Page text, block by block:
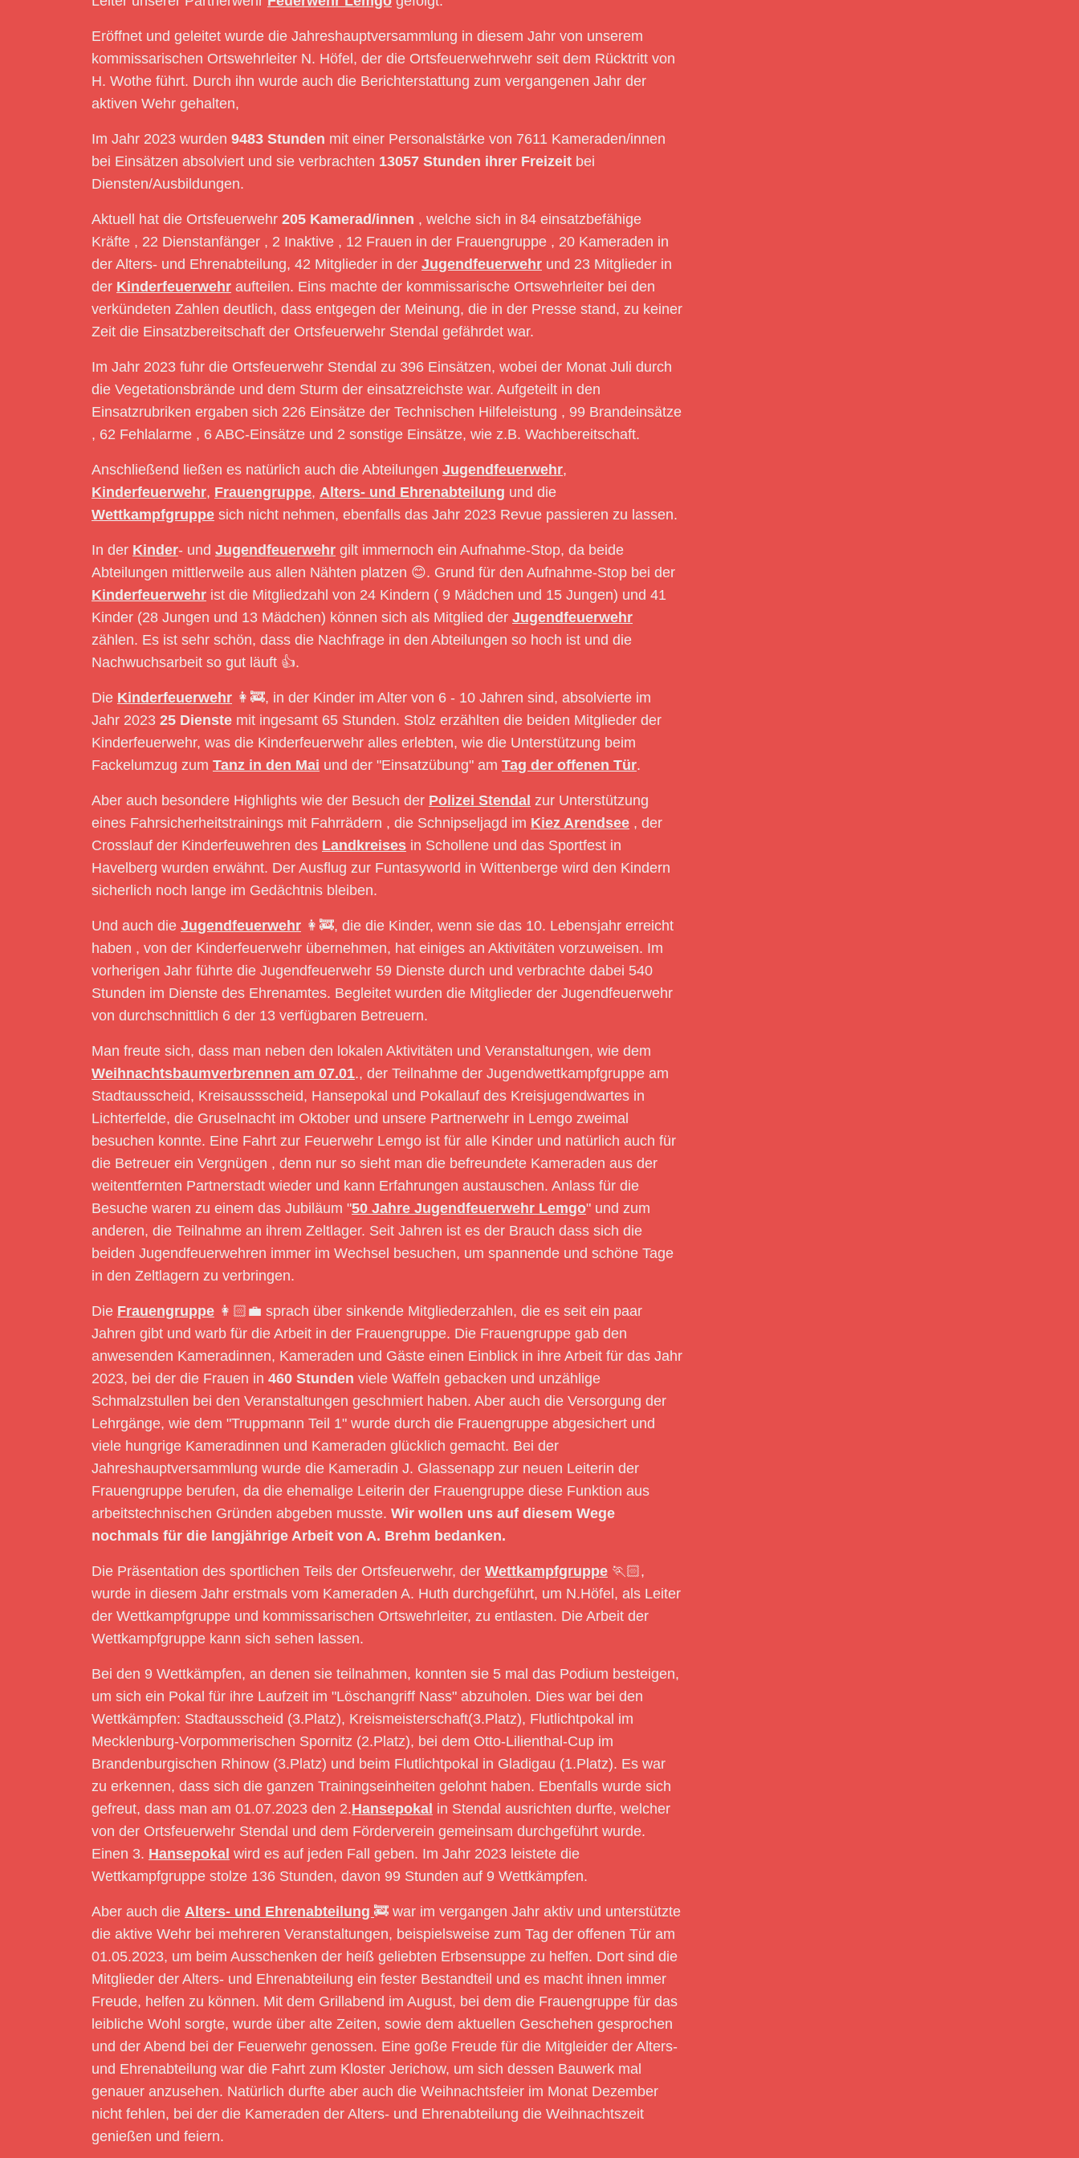
Eröffnet und geleitet wurde die Jahreshauptversammlung in diesem Jahr von unserem
kommissarischen Ortswehrleiter N. Höfel, der die Ortsfeuerwehrwehr seit dem Rücktritt von
H. Wothe führt. Durch ihn wurde auch die Berichterstattung zum vergangenen Jahr der
aktiven Wehr gehalten,
Im Jahr 2023 wurden 9483 Stunden mit einer Personalstärke von 7611 Kameraden/innen
bei Einsätzen absolviert und sie verbrachten 13057 Stunden ihrer Freizeit bei
Diensten/Ausbildungen.
Aktuell hat die Ortsfeuerwehr 205 Kamerad/innen , welche sich in 84 einsatzbefähige
Kräfte , 22 Dienstanfänger , 2 Inaktive , 12 Frauen in der Frauengruppe , 20 Kameraden in
der Alters- und Ehrenabteilung, 42 Mitglieder in der Jugendfeuerwehr und 23 Mitglieder in
der Kinderfeuerwehr aufteilen. Eins machte der kommissarische Ortswehrleiter bei den
verkündeten Zahlen deutlich, dass entgegen der Meinung, die in der Presse stand, zu keiner
Zeit die Einsatzbereitschaft der Ortsfeuerwehr Stendal gefährdet war.
Im Jahr 2023 fuhr die Ortsfeuerwehr Stendal zu 396 Einsätzen, wobei der Monat Juli durch
die Vegetationsbrände und dem Sturm der einsatzreichste war. Aufgeteilt in den
Einsatzrubriken ergaben sich 226 Einsätze der Technischen Hilfeleistung , 99 Brandeinsätze
, 62 Fehlalarme , 6 ABC-Einsätze und 2 sonstige Einsätze, wie z.B. Wachbereitschaft.
Anschließend ließen es natürlich auch die Abteilungen Jugendfeuerwehr,
Kinderfeuerwehr, Frauengruppe, Alters- und Ehrenabteilung und die
Wettkampfgruppe sich nicht nehmen, ebenfalls das Jahr 2023 Revue passieren zu lassen.
In der Kinder- und Jugendfeuerwehr gilt immernoch ein Aufnahme-Stop, da beide
Abteilungen mittlerweile aus allen Nähten platzen 😊. Grund für den Aufnahme-Stop bei der
Kinderfeuerwehr ist die Mitgliedzahl von 24 Kindern ( 9 Mädchen und 15 Jungen) und 41
Kinder (28 Jungen und 13 Mädchen) können sich als Mitglied der Jugendfeuerwehr
zählen. Es ist sehr schön, dass die Nachfrage in den Abteilungen so hoch ist und die
Nachwuchsarbeit so gut läuft 👍.
Die Kinderfeuerwehr 👩‍🚒, in der Kinder im Alter von 6 - 10 Jahren sind, absolvierte im
Jahr 2023 25 Dienste mit ingesamt 65 Stunden. Stolz erzählten die beiden Mitglieder der
Kinderfeuerwehr, was die Kinderfeuerwehr alles erlebten, wie die Unterstützung beim
Fackelumzug zum Tanz in den Mai und der "Einsatzübung" am Tag der offenen Tür.
Aber auch besondere Highlights wie der Besuch der Polizei Stendal zur Unterstützung
eines Fahrsicherheitstrainings mit Fahrrädern , die Schnipseljagd im Kiez Arendsee , der
Crosslauf der Kinderfeuwehren des Landkreises in Schollene und das Sportfest in
Havelberg wurden erwähnt. Der Ausflug zur Funtasyworld in Wittenberge wird den Kindern
sicherlich noch lange im Gedächtnis bleiben.
Und auch die Jugendfeuerwehr 👩‍🚒, die die Kinder, wenn sie das 10. Lebensjahr erreicht
haben , von der Kinderfeuerwehr übernehmen, hat einiges an Aktivitäten vorzuweisen. Im
vorherigen Jahr führte die Jugendfeuerwehr 59 Dienste durch und verbrachte dabei 540
Stunden im Dienste des Ehrenamtes. Begleitet wurden die Mitglieder der Jugendfeuerwehr
von durchschnittlich 6 der 13 verfügbaren Betreuern.
Man freute sich, dass man neben den lokalen Aktivitäten und Veranstaltungen, wie dem
Weihnachtsbaumverbrennen am 07.01., der Teilnahme der Jugendwettkampfgruppe am
Stadtausscheid, Kreisaussscheid, Hansepokal und Pokallauf des Kreisjugendwartes in
Lichterfelde, die Gruselnacht im Oktober und unsere Partnerwehr in Lemgo zweimal
besuchen konnte. Eine Fahrt zur Feuerwehr Lemgo ist für alle Kinder und natürlich auch für
die Betreuer ein Vergnügen , denn nur so sieht man die befreundete Kameraden aus der
weitentfernten Partnerstadt wieder und kann Erfahrungen austauschen. Anlass für die
Besuche waren zu einem das Jubiläum "50 Jahre Jugendfeuerwehr Lemgo" und zum
anderen, die Teilnahme an ihrem Zeltlager. Seit Jahren ist es der Brauch dass sich die
beiden Jugendfeuerwehren immer im Wechsel besuchen, um spannende und schöne Tage
in den Zeltlagern zu verbringen.
Die Frauengruppe 👩🏻‍💼 sprach über sinkende Mitgliederzahlen, die es seit ein paar
Jahren gibt und warb für die Arbeit in der Frauengruppe. Die Frauengruppe gab den
anwesenden Kameradinnen, Kameraden und Gäste einen Einblick in ihre Arbeit für das Jahr
2023, bei der die Frauen in 460 Stunden viele Waffeln gebacken und unzählige
Schmalzstullen bei den Veranstaltungen geschmiert haben. Aber auch die Versorgung der
Lehrgänge, wie dem "Truppmann Teil 1" wurde durch die Frauengruppe abgesichert und
viele hungrige Kameradinnen und Kameraden glücklich gemacht. Bei der
Jahreshauptversammlung wurde die Kameradin J. Glassenapp zur neuen Leiterin der
Frauengruppe berufen, da die ehemalige Leiterin der Frauengruppe diese Funktion aus
arbeitstechnischen Gründen abgeben musste. Wir wollen uns auf diesem Wege
nochmals für die langjährige Arbeit von A. Brehm bedanken.
Die Präsentation des sportlichen Teils der Ortsfeuerwehr, der Wettkampfgruppe 🏃🏻,
wurde in diesem Jahr erstmals vom Kameraden A. Huth durchgeführt, um N.Höfel, als Leiter
der Wettkampfgruppe und kommissarischen Ortswehrleiter, zu entlasten. Die Arbeit der
Wettkampfgruppe kann sich sehen lassen.
Bei den 9 Wettkämpfen, an denen sie teilnahmen, konnten sie 5 mal das Podium besteigen,
um sich ein Pokal für ihre Laufzeit im "Löschangriff Nass" abzuholen. Dies war bei den
Wettkämpfen: Stadtausscheid (3.Platz), Kreismeisterschaft(3.Platz), Flutlichtpokal im
Mecklenburg-Vorpommerischen Spornitz (2.Platz), bei dem Otto-Lilienthal-Cup im
Brandenburgischen Rhinow (3.Platz) und beim Flutlichtpokal in Gladigau (1.Platz). Es war
zu erkennen, dass sich die ganzen Trainingseinheiten gelohnt haben. Ebenfalls wurde sich
gefreut, dass man am 01.07.2023 den 2.Hansepokal in Stendal ausrichten durfte, welcher
von der Ortsfeuerwehr Stendal und dem Förderverein gemeinsam durchgeführt wurde.
Einen 3. Hansepokal wird es auf jeden Fall geben. Im Jahr 2023 leistete die
Wettkampfgruppe stolze 136 Stunden, davon 99 Stunden auf 9 Wettkämpfen.
Aber auch die Alters- und Ehrenabteilung 🚒 war im vergangen Jahr aktiv und unterstützte
die aktive Wehr bei mehreren Veranstaltungen, beispielsweise zum Tag der offenen Tür am
01.05.2023, um beim Ausschenken der heiß geliebten Erbsensuppe zu helfen. Dort sind die
Mitglieder der Alters- und Ehrenabteilung ein fester Bestandteil und es macht ihnen immer
Freude, helfen zu können. Mit dem Grillabend im August, bei dem die Frauengruppe für das
leibliche Wohl sorgte, wurde über alte Zeiten, sowie dem aktuellen Geschehen gesprochen
und der Abend bei der Feuerwehr genossen. Eine goße Freude für die Mitgleider der Alters-
und Ehrenabteilung war die Fahrt zum Kloster Jerichow, um sich dessen Bauwerk mal
genauer anzusehen. Natürlich durfte aber auch die Weihnachtsfeier im Monat Dezember
nicht fehlen, bei der die Kameraden der Alters- und Ehrenabteilung die Weihnachtszeit
genießen und feiern.